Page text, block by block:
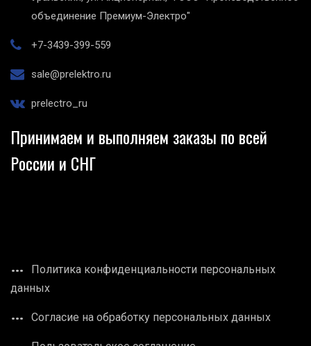
объединение Премиум-Электро"
+7-3439-399-559
sale@prelektro.ru
prelectro_ru
Принимаем и выполняем заказы по всей
России и СНГ
Политика конфиденциальности персональных
данных
Согласие на обработку персональных данных